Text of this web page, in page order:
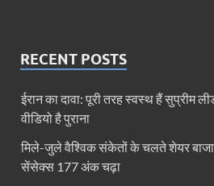
RECENT POSTS
ईरान का दावा: पूरी तरह स्‍वस्‍थ हैं सुप्रीम
वीड‍ियो है पुराना
मिले-जुले वैश्विक संकेतों के चलते शेयर
सेंसेक्स 177 अंक चढ़ा